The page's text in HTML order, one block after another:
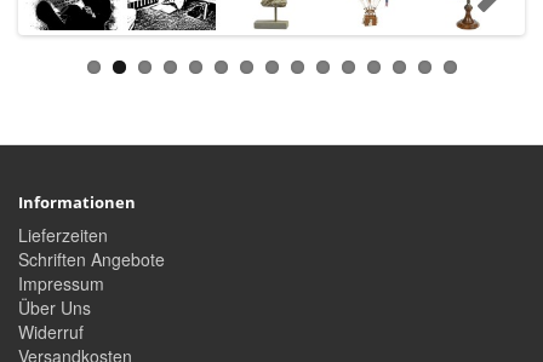
Informationen
Lieferzeiten
Schriften Angebote
Impressum
Über Uns
Widerruf
Versandkosten